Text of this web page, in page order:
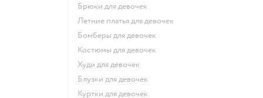
Брюки для девочек
Летние платья для девочек
Бомберы для девочек
Костюмы для девочек
Худи для девочек
Блузки для девочек
Куртки для девочек